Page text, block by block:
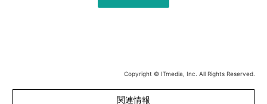
Copyright © ITmedia, Inc. All Rights Reserved.
関連情報